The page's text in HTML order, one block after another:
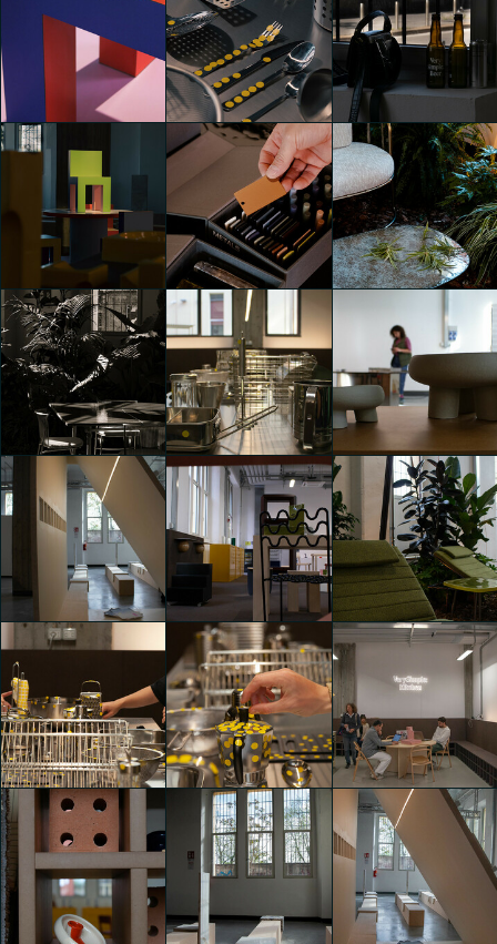
Convey
Arianna Martinelli
Convey
Arianna Martinelli
Convey
Arianna Martinelli
Convey
Arianna Martinelli
Convey
Samuele Paganotti
Convey
Samuele Paganotti
Convey
Samuele Paganotti
Convey
Samuele Paganotti
Convey
Samuele Paganotti
Samuele Paganotti
Convey
Anna Galli
Convey
Anna Galli
Convey
Anna Galli
Convey
Anna Galli
Convey
Anna Galli
Convey
Giulia Corti
Convey
Giulia Corti
Convey
Giulia Corti